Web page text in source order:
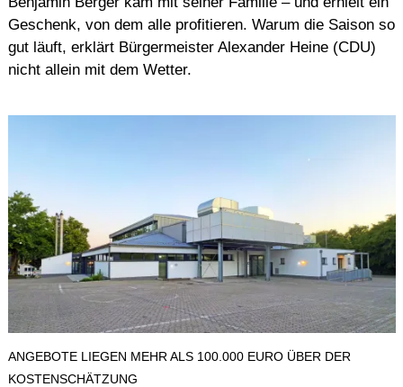
Geschenk, von dem alle profitieren. Warum die Saison so
gut läuft, erklärt Bürgermeister Alexander Heine (CDU)
nicht allein mit dem Wetter.
ANGEBOTE LIEGEN MEHR ALS 100.000 EURO ÜBER DER
KOSTENSCHÄTZUNG